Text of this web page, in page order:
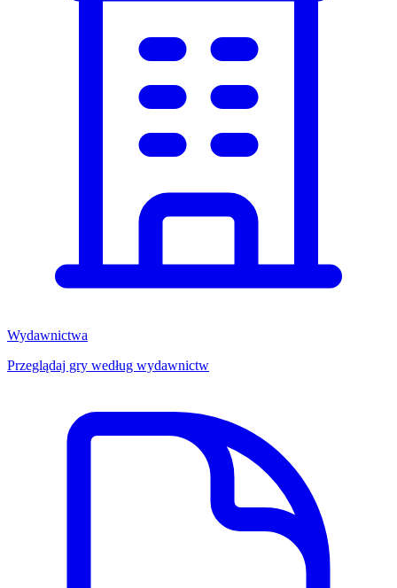
Wydawnictwa
Przeglądaj gry według wydawnictw